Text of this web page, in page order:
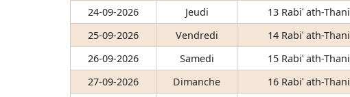
24-09-2026
Jeudi 13 Rabiʿ ath-
25-09-2026
Vendredi 14 Rabiʿ ath-
26-09-2026
Samedi 15 Rabiʿ ath-
27-09-2026
Dimanche 16 Rabiʿ ath-